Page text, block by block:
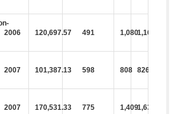
2006 120,697.57 491 1,0801,163
2007 101,387.13 598 808 826
2007 170,531.33 775 1,4091,633